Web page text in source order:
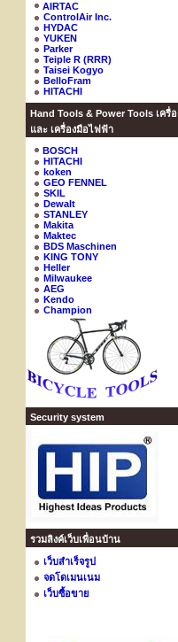
AIRTAC
ControlAir Inc.
HYDAC
YUKEN
Parker
Teiple R (RRR)
Taisei Kogyo
BelloFram
HITACHI
Hand Tools & Power Tools เครื่อ
และ เครื่องมือไฟฟ้า
BOSCH
HITACHI
koken
GEO FENNEL
SKIL
Dewalt
STANLEY
Makita
Maktec
BDS Maschinen
KING TONY
Heller
Milwaukee
AEG
Kendo
Champion
Security system
รวมลิงค์เว็บเพื่อนบ้าน
เว็บสำเร็จรูป
จดโดเมนเนม
เว็บซื้อขาย